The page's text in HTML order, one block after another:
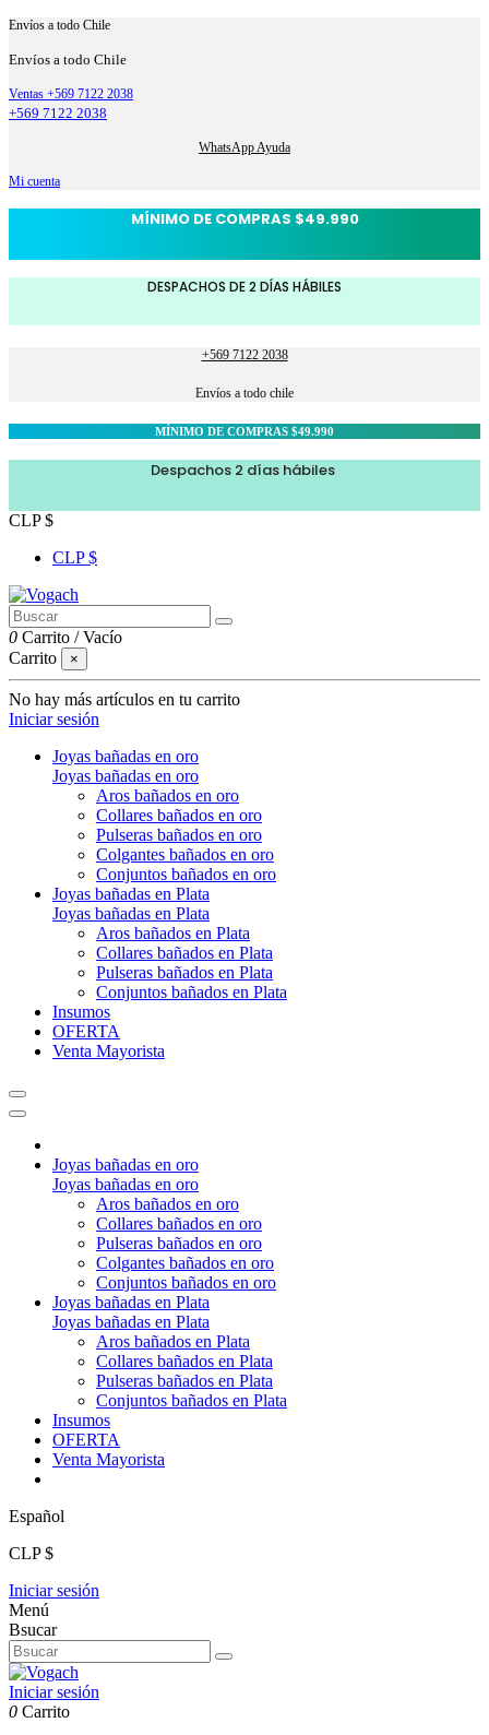
Envíos a todo Chile
Envíos a todo Chile
Ventas +569 7122 2038
+569 7122 2038
WhatsApp Ayuda
Mi cuenta
MÍNIMO DE COMPRAS $49.990
DESPACHOS DE 2 DÍAS HÁBILES
+569 7122 2038
Envíos a todo chile
MÍNIMO DE COMPRAS $49.990
Despachos 2 días hábiles
CLP $
CLP $
0 Carrito /Vacío
Carrito
×
No hay más artículos en tu carrito
Iniciar sesión
Joyas bañadas en oro
Joyas bañadas en oro
Aros bañados en oro
Collares bañados en oro
Pulseras bañados en oro
Colgantes bañados en oro
Conjuntos bañados en oro
Joyas bañadas en Plata
Joyas bañadas en Plata
Aros bañados en Plata
Collares bañados en Plata
Pulseras bañados en Plata
Conjuntos bañados en Plata
Insumos
OFERTA
Venta Mayorista
Joyas bañadas en oro
Joyas bañadas en oro
Aros bañados en oro
Collares bañados en oro
Pulseras bañados en oro
Colgantes bañados en oro
Conjuntos bañados en oro
Joyas bañadas en Plata
Joyas bañadas en Plata
Aros bañados en Plata
Collares bañados en Plata
Pulseras bañados en Plata
Conjuntos bañados en Plata
Insumos
OFERTA
Venta Mayorista
Español
CLP $
Iniciar sesión
Menú
Bsucar
Iniciar sesión
0 Carrito